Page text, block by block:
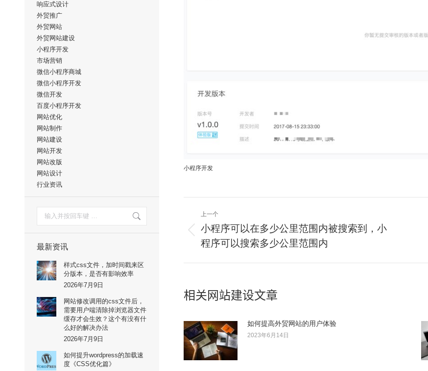
小程序开发
章
上一个
上
一
小程序可以在多少公里范围内被搜索到，小
程序可以搜索多少公里范围内
相关网站建设文章
如何提高外贸网站的用户体验
2023年6月14日
响应式设计
外贸推广
外贸网站
外贸网站建设
小程序开发
市场营销
微信小程序商城
微信小程序开发
微信开发
百度小程序开发
网站优化
网站制作
网站建设
网站开发
网站改版
网站设计
行业资讯
索：
最新资讯
样式css文件，加时间戳来区
分版本，是否有影响效率
2026年7月9日
网站修改调用的css文件后，
需要用户端清除掉浏览器文件
缓存才会生效？这个有没有什
么好的解决办法
2026年7月9日
如何提升wordpress的加载速
度《CSS优化篇》